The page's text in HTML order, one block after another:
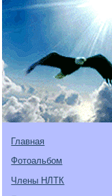
Главная
Фотоальбом
Члены НЛТК